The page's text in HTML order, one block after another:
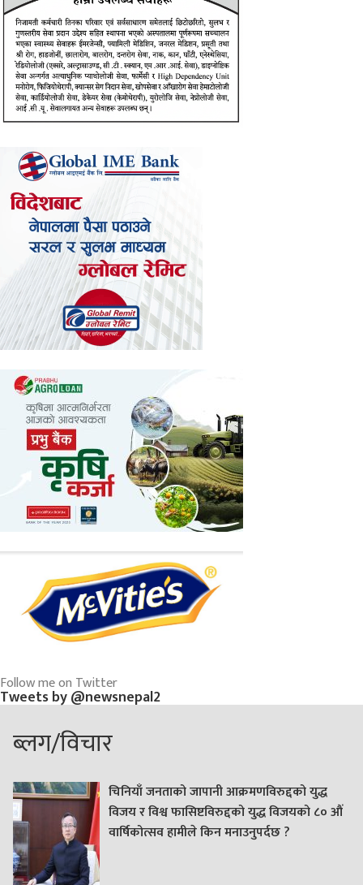
Follow me on Twitter
Tweets by @newsnepal2
ब्लग/विचार
चिनियाँ जनताको जापानी आक्रमणविरुद्दको युद्ध
विजय र विश्व फासिष्टविरुद्दको युद्ध विजयको ८० औं
वार्षिकोत्सव हामीले किन मनाउनुपर्दछ ?